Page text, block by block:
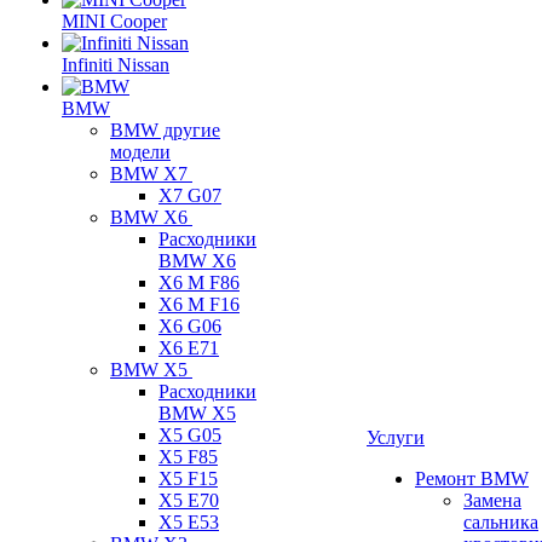
MINI Cooper
Infiniti Nissan
BMW
BMW другие
модели
BMW X7
X7 G07
BMW X6
Расходники
BMW X6
X6 M F86
X6 M F16
X6 G06
X6 E71
BMW X5
Расходники
BMW X5
X5 G05
X5 F85
X5 F15
X5 E70
X5 E53
Услуги
Ремонт BMW
Замена
сальника